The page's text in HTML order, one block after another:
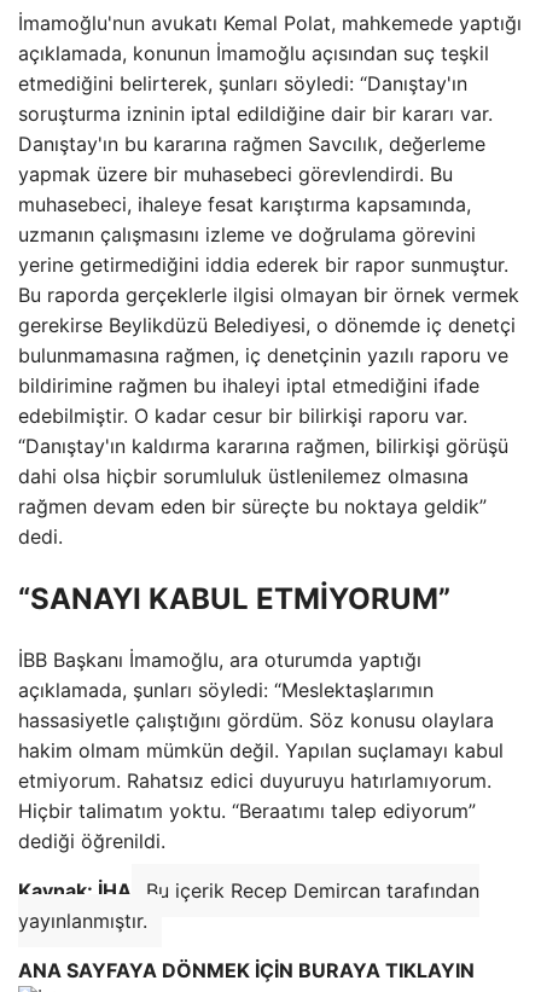
İmamoğlu'nun avukatı Kemal Polat, mahkemede yaptığı
açıklamada, konunun İmamoğlu açısından suç teşkil
etmediğini belirterek, şunları söyledi: “Danıştay'ın
soruşturma izninin iptal edildiğine dair bir kararı var.
Danıştay'ın bu kararına rağmen Savcılık, değerleme
yapmak üzere bir muhasebeci görevlendirdi. Bu
muhasebeci, ihaleye fesat karıştırma kapsamında,
uzmanın çalışmasını izleme ve doğrulama görevini
yerine getirmediğini iddia ederek bir rapor sunmuştur.
Bu raporda gerçeklerle ilgisi olmayan bir örnek vermek
gerekirse Beylikdüzü Belediyesi, o dönemde iç denetçi
bulunmamasına rağmen, iç denetçinin yazılı raporu ve
bildirimine rağmen bu ihaleyi iptal etmediğini ifade
edebilmiştir. O kadar cesur bir bilirkişi raporu var.
“Danıştay'ın kaldırma kararına rağmen, bilirkişi görüşü
dahi olsa hiçbir sorumluluk üstlenilemez olmasına
rağmen devam eden bir süreçte bu noktaya geldik”
dedi.
“SANAYI KABUL ETMİYORUM”
İBB Başkanı İmamoğlu, ara oturumda yaptığı
açıklamada, şunları söyledi: “Meslektaşlarımın
hassasiyetle çalıştığını gördüm. Söz konusu olaylara
hakim olmam mümkün değil. Yapılan suçlamayı kabul
etmiyorum. Rahatsız edici duyuruyu hatırlamıyorum.
Hiçbir talimatım yoktu. “Beraatımı talep ediyorum”
dediği öğrenildi.
Kaynak: İHA
Bu içerik Recep Demircan tarafından
yayınlanmıştır.
ANA SAYFAYA DÖNMEK İÇİN BURAYA TIKLAYIN